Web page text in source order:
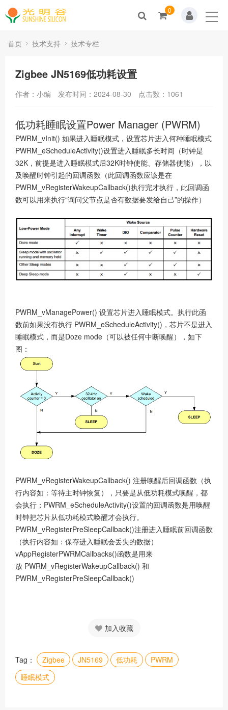
新闻动态
产品展示
技术支持
人才招聘
联系我们
商城
社区
0
首页 技术支持 技术专栏
Zigbee JN5169低功耗设置
作者：小编 发布时间：2024-08-30 点击数： 1061
低功耗睡眠设置Power Manager (PWRM)
PWRM_vInit() 如果进入睡眠模式，设置芯片进入何种睡眠模式
PWRM_eScheduleActivity()设置进入睡眠多长时间（时钟是
32K，前提是进入睡眠模式后32K时钟使能、存储器使能），以
及唤醒时钟引起的回调函数（此回调函数应该是在
PWRM_vRegisterWakeupCallback()执行完才执行，此回调函
数可以用来执行“询问父节点是否有数据要发给自己”的操作）
PWRM_vManagePower() 设置芯片进入睡眠模式。执行此函
数前如果没有执行 PWRM_eScheduleActivity()，芯片不是进入
睡眠模式，而是Doze mode（可以被任何中断唤醒），如下
图：
PWRM_vRegisterWakeupCallback() 注册唤醒后回调函数（执
行内容如：等待主时钟恢复），只要是从低功耗模式唤醒，都
会执行；PWRM_eScheduleActivity()设置的回调函数是用唤醒
时钟把芯片从低功耗模式唤醒才会执行。
PWRM_vRegisterPreSleepCallback()注册进入睡眠前回调函数
（执行内容如：保存进入睡眠会丢失的数据）
vAppRegisterPWRMCallbacks()函数是用来
放 PWRM_vRegisterWakeupCallback() 和
PWRM_vRegisterPreSleepCallback()
加入收藏
Tag： Zigbee JN5169 低功耗
PWRM
睡眠模式